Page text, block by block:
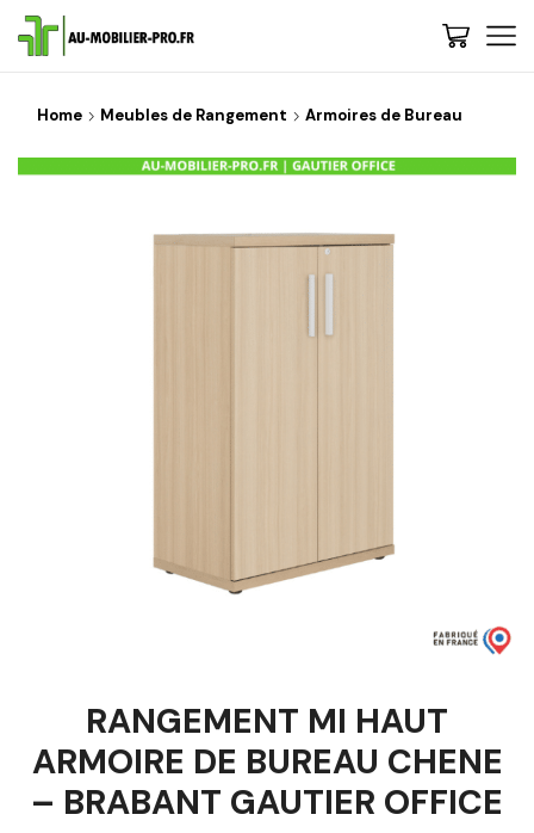
Home Meubles de Rangement Armoires de Bureau
RANGEMENT MI HAUT
ARMOIRE DE BUREAU CHENE
– BRABANT GAUTIER OFFICE